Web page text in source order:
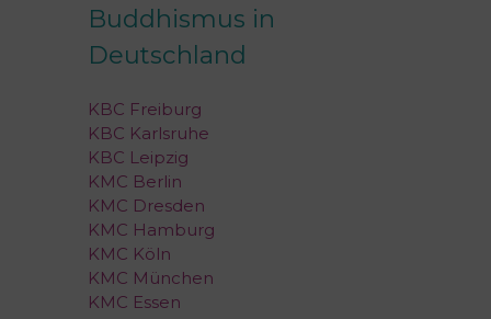
Buddhismus in
Deutschland
KBC Freiburg
KBC Karlsruhe
KBC Leipzig
KMC Berlin
KMC Dresden
KMC Hamburg
KMC Köln
KMC München
KMC Essen